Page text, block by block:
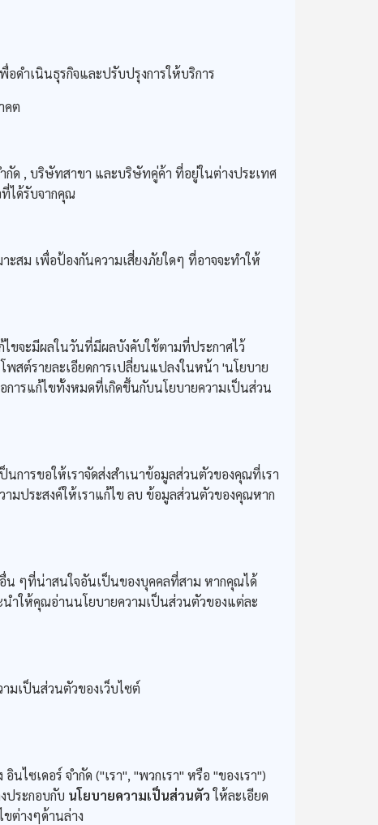
ำเนินธุรกิจและปรับปรุงการให้บริการ
คต
ด , บริษัทสาขา และบริษัทคู่ค้า ที่อยู่ในต่างประเทศ
ได้รับจากคุณ
สม เพื่อป้องกันความเสี่ยงภัยใดๆ ที่อาจจะทําให้
ขจะมีผลในวันที่มีผลบังคับใช้ตามที่ประกาศไว้
สต์รายละเอียดการเปลี่ยนแปลงในหน้า 'นโยบาย
การแก้ไขทั้งหมดที่เกิดขึ้นกับนโยบายความเป็นส่วน
การขอให้เราจัดส่งสำเนาข้อมูลส่วนตัวของคุณที่เรา
ามประสงค์ให้เราแก้ไข ลบ ข้อมูลส่วนตัวของคุณหาก
น ๆที่น่าสนใจอันเป็นของบุคคลที่สาม หากคุณได้
นำให้คุณอ่านนโยบายความเป็นส่วนตัวของแต่ละ
มเป็นส่วนตัวของเว็บไซต์
ซเดอร์ จำกัด ("เรา", "พวกเรา" หรือ "ของเรา")
ประกอบกับ นโยบายความเป็นส่วนตัวให้ละเอียด
ต่างๆด้านล่าง